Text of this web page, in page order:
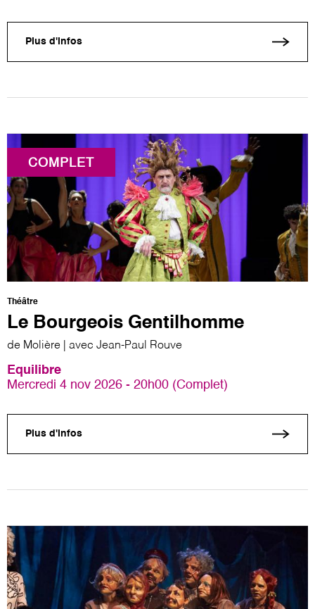
Plus d'infos
COMPLET
Théâtre
Le Bourgeois Gentilhomme
de Molière | avec Jean-Paul Rouve
Equilibre
Mercredi 4 nov 2026 - 20h00 (Complet)
Plus d'infos